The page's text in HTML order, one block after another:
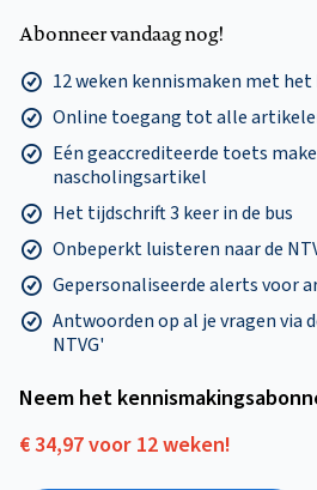
Abonneer vandaag nog!
12 weken kennismaken met het
Online toegang tot alle
Eén geaccrediteerde toets
nascholingsartikel
Het tijdschrift 3 keer in de bus
Onbeperkt luisteren naar de
Gepersonaliseerde alerts voor
Antwoorden op al je vragen via
NTVG'
Neem het
€ 34,97 voor 12 weken!